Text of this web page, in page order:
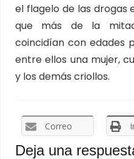
el flagelo de las drogas
que más de la
coincidían con edades
entre ellos una mujer,
y los demás criollos.
Correo
Deja una